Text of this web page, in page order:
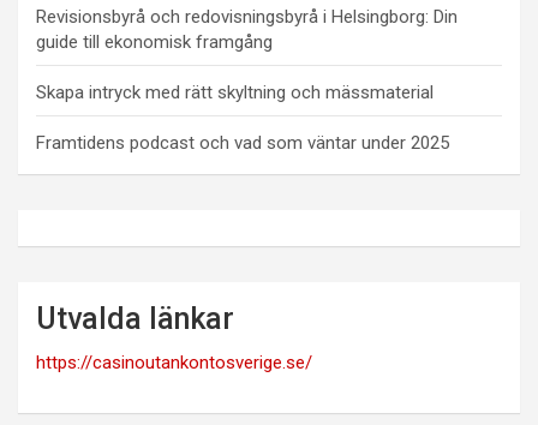
Revisionsbyrå och redovisningsbyrå i Helsingborg: Din
guide till ekonomisk framgång
Skapa intryck med rätt skyltning och mässmaterial
Framtidens podcast och vad som väntar under 2025
Utvalda länkar
https://casinoutankontosverige.se/